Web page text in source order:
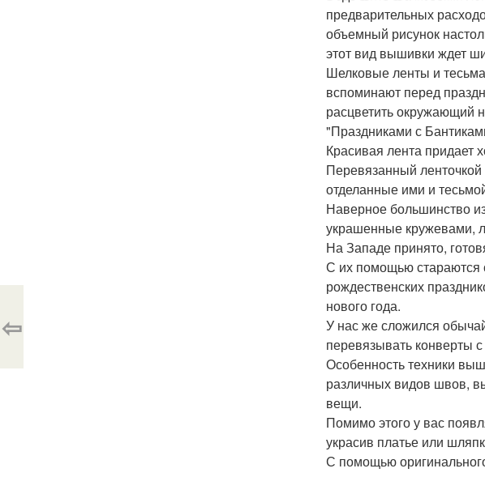
предварительных
объемный рисунок
этот вид вышивки ждет
Шелковые ленты и
вспоминают перед
расцветить окружающий
"Праздниками с
Красивая лента придает
Перевязанный ленточкой
отделанные ими и
Наверное большинство
украшенные кружевами,
На Западе принято,
С их помощью стараются
рождественских
нового года.
У нас же сложился
перевязывать конверты
Особенность техники
различных видов швов,
вещи.
Помимо этого у вас
украсив платье или
С помощью
⇦